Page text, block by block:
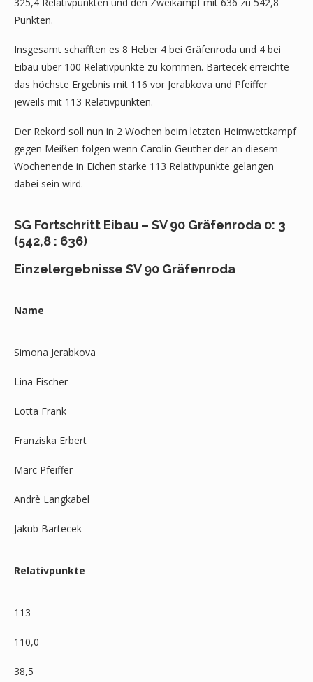
325,4 Relativpunkten und den Zweikampf mit 636 zu 542,8
Punkten.
Insgesamt schafften es 8 Heber 4 bei Gräfenroda und 4 bei
Eibau über 100 Relativpunkte zu kommen. Bartecek erreichte
das höchste Ergebnis mit 116 vor Jerabkova und Pfeiffer
jeweils mit 113 Relativpunkten.
Der Rekord soll nun in 2 Wochen beim letzten Heimwettkampf
gegen Meißen folgen wenn Carolin Geuther der an diesem
Wochenende in Eichen starke 113 Relativpunkte gelangen
dabei sein wird.
SG Fortschritt Eibau – SV 90 Gräfenroda 0: 3
(542,8 : 636)
Einzelergebnisse SV 90 Gräfenroda
Name
Simona Jerabkova
Lina Fischer
Lotta Frank
Franziska Erbert
Marc Pfeiffer
Andrè Langkabel
Jakub Bartecek
Relativpunkte
113
110,0
38,5